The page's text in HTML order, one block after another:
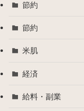
節約
節約
米肌
経済
給料・副業